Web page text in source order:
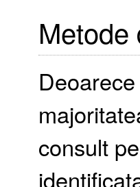
Metode
consult